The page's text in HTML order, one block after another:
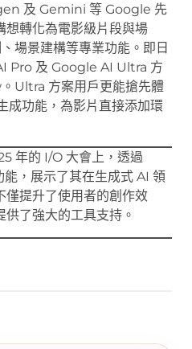
及 Gemini 等 Google 先
想轉化為電影級片段與場
場景建構等專業功能。即日
Pro 及 Google AI Ultra 方
Ultra 方案用戶更能搶先體
成功能，為影片直接添加環
年的 I/O 大會上，透過
，展示了其在生成式 AI 領
僅提升了使用者的創作效
了強大的工具支持。